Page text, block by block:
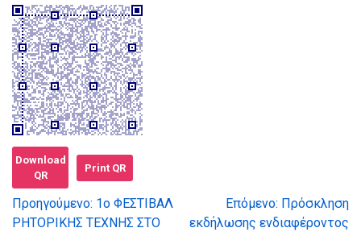
Download
QR
Print QR
Πλοήγηση
Προηγούμενο: 1ο ΦΕΣΤΙΒΑΛ
ΡΗΤΟΡΙΚΗΣ ΤΕΧΝΗΣ ΣΤΟ
Επόμενο: Πρόσκληση
εκδήλωσης ενδιαφέροντος